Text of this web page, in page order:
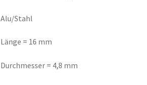
Alu/Stahl
Länge = 16 mm
Durchmesser = 4,8 mm